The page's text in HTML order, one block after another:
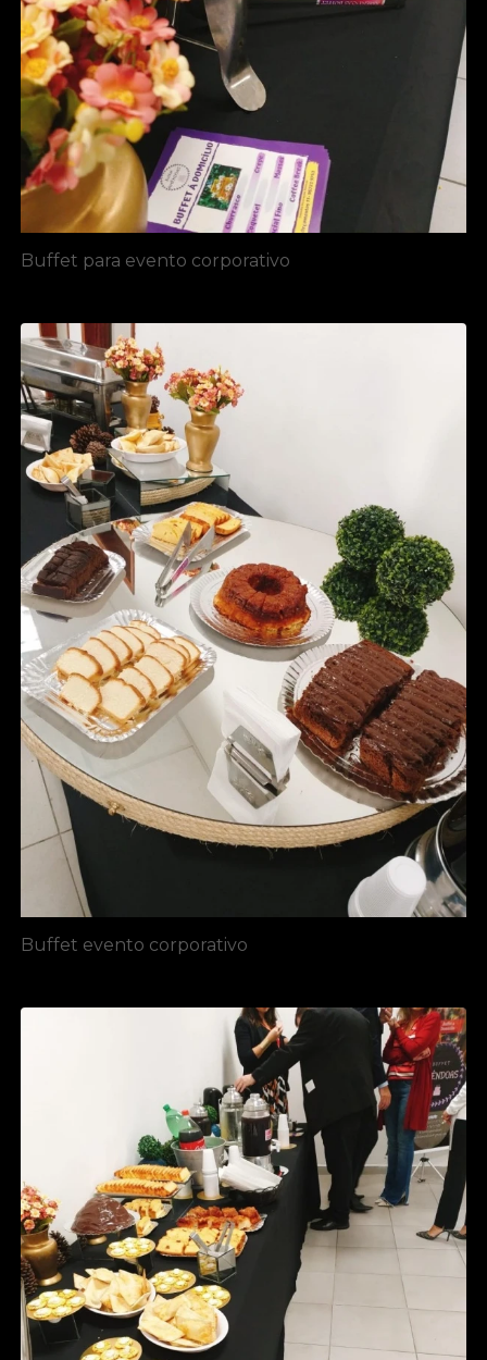
Buffet para evento corporativo
Buffet evento corporativo